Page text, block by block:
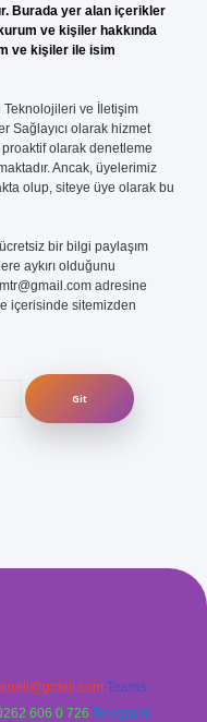
Burada yer alan içerikler
ve kişiler hakkında
ve kişiler ile isim
Teknolojileri ve İletişim
Sağlayıcı olarak hizmet
olarak denetleme
Ancak, üyelerimiz
olup, siteye üye olarak bu
bir bilgi paylaşım
aykırı olduğunu
adresine
içerisinde sitemizden
Teams:
606 0 726 Telegram: